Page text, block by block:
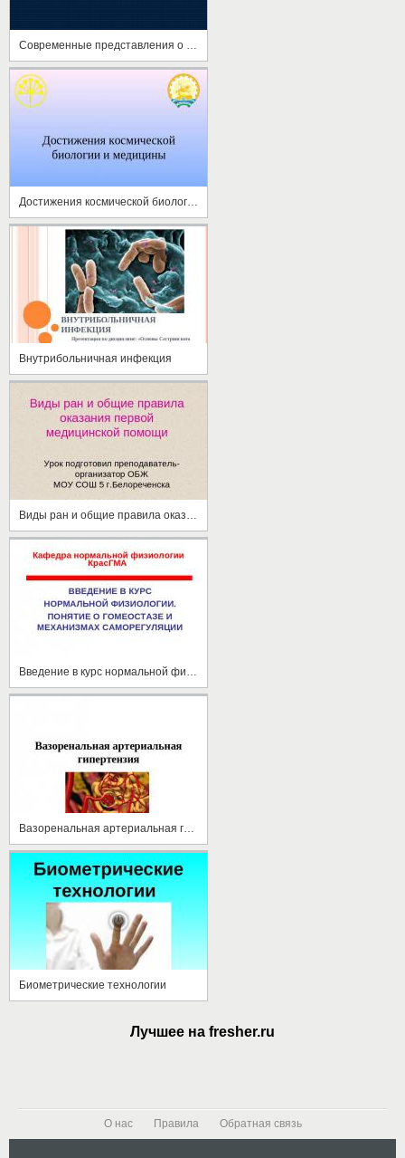
Внутрибольничная инфекция
Биометрические технологии
Лучшее на fresher.ru
О нас Правила Обратная связь